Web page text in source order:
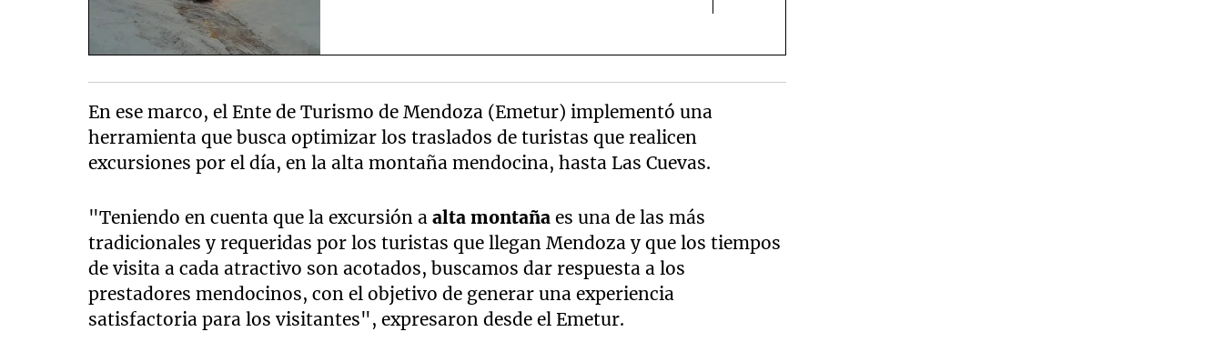
En ese marco, el Ente de Turismo de Mendoza (Emetur) implementó una
herramienta que busca optimizar los traslados de turistas que realicen
excursiones por el día, en la alta montaña mendocina, hasta Las Cuevas.
"Teniendo en cuenta que la excursión aalta montaña es una de las más
tradicionales y requeridas por los turistas que llegan Mendoza y que los tiempos
de visita a cada atractivo son acotados, buscamos dar respuesta a los
prestadores mendocinos, con el objetivo de generar una experiencia
satisfactoria para los visitantes", expresaron desde el Emetur.